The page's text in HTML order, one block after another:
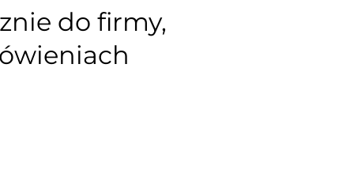
do firmy,